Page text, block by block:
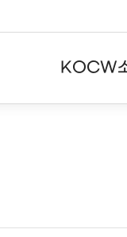
KOCW